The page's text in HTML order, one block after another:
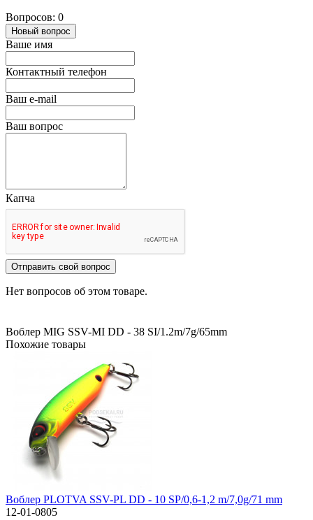
Вопросов: 0
Новый вопрос
Ваше имя
Контактный телефон
Ваш e-mail
Ваш вопрос
Капча
Отправить свой вопрос
Нет вопросов об этом товаре.
Воблер MIG SSV-MI DD - 38 SI/1.2m/7g/65mm
Похожие товары
Воблер PLOTVA SSV-PL DD - 10 SP/0,6-1,2 m/7,0g/71 mm
12-01-0805